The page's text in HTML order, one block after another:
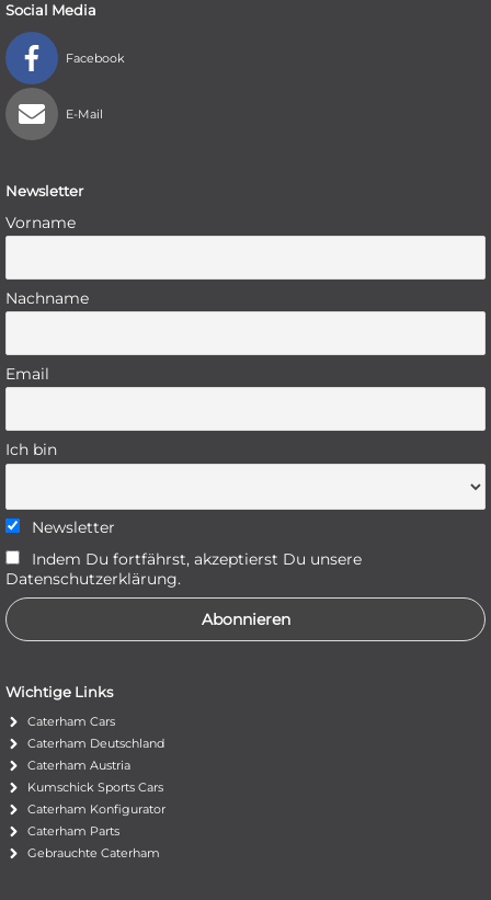
Social Media
Facebook
E-Mail
Newsletter
Vorname
Nachname
Email
Ich bin
Newsletter
Indem Du fortfährst, akzeptierst Du unsere
Datenschutzerklärung.
Wichtige Links
Caterham Cars
Caterham Deutschland
Caterham Austria
Kumschick Sports Cars
Caterham Konfigurator
Caterham Parts
Gebrauchte Caterham